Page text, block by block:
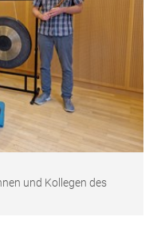
und Kollegen des